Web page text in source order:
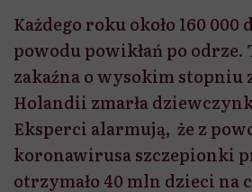
Każdego roku około 160
powodu powikłań po odrze.
zakaźna o wysokim stopniu
Holandii zmarła
Eksperci alarmują, że z
koronawirusa szczepionki
otrzymało 40 mln dzieci na